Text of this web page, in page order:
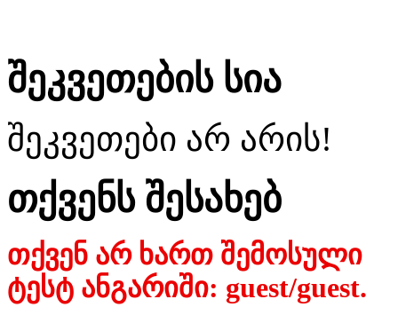
შეკვეთების სია
შეკვეთები არ არის!
თქვენს შესახებ
თქვენ არ ხართ შემოსული
ტესტ ანგარიში: guest/guest.